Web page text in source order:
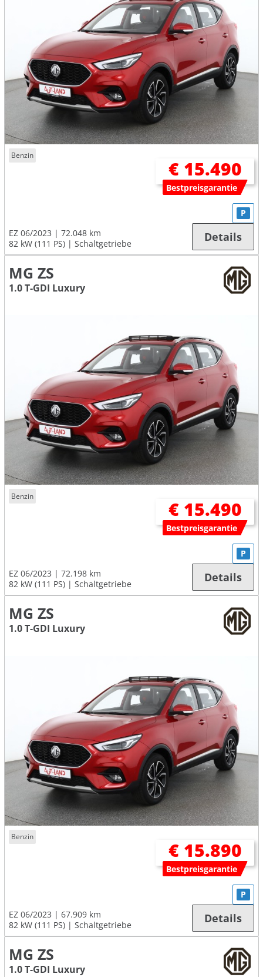
Benzin
€ 15.490
Bestpreisgarantie
EZ 06/2023
72.048 km
82 kW (111 PS)
Schaltgetriebe
P
Details
MG ZS
1.0 T-GDI Luxury
Benzin
€ 15.490
Bestpreisgarantie
EZ 06/2023
72.198 km
82 kW (111 PS)
Schaltgetriebe
P
Details
MG ZS
1.0 T-GDI Luxury
Benzin
€ 15.890
Bestpreisgarantie
EZ 06/2023
67.909 km
82 kW (111 PS)
Schaltgetriebe
P
Details
MG ZS
1.0 T-GDI Luxury